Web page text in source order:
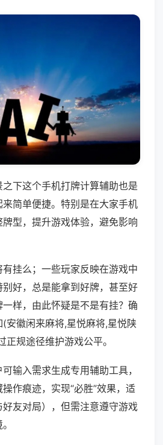
下这个手机打牌计算辅助也是
简单便捷。特别是在大家手机
型，提升游戏体验，避免影响
挂么；一些玩家反映在游戏中
好，总是能拿到好牌，甚至好
样，由此怀疑是不是有挂？确
安徽闲来麻将,星悦麻将,星悦陕
规途径维护游戏公平。
输入需求生成专用辅助工具，
作痕迹，实现“必胜”效果，适
友对局），但需注意遵守游戏